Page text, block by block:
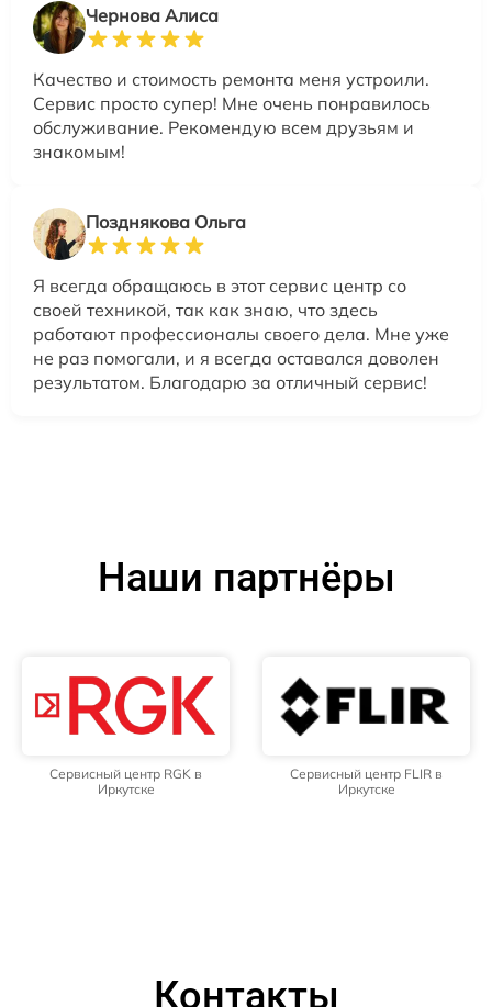
Чернова Алиса
Качество и стоимость ремонта меня устроили.
Сервис просто супер! Мне очень понравилось
обслуживание. Рекомендую всем друзьям и
знакомым!
Позднякова Ольга
Я всегда обращаюсь в этот сервис центр со
своей техникой, так как знаю, что здесь
работают профессионалы своего дела. Мне уже
не раз помогали, и я всегда оставался доволен
результатом. Благодарю за отличный сервис!
Наши партнёры
Сервисный центр RGK в
Иркутске
Сервисный центр FLIR в
Иркутске
Контакты